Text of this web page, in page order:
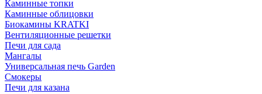
Каминные топки
Каминные облицовки
Биокамины KRATKI
Вентиляционные решетки
Печи для сада
Мангалы
Универсальная печь Garden
Смокеры
Печи для казана